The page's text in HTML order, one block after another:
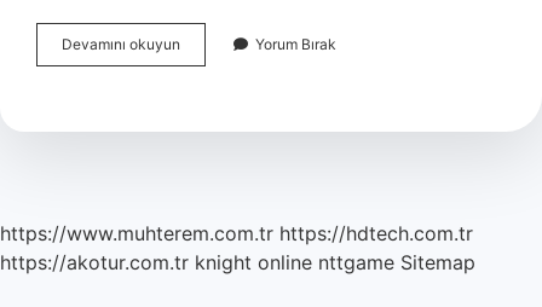
Devamını okuyun
Levreği
Yenir
Yorum Bırak
https://www.muhterem.com.tr https://hdtech.com.tr
https://akotur.com.tr knight online nttgame Sitemap